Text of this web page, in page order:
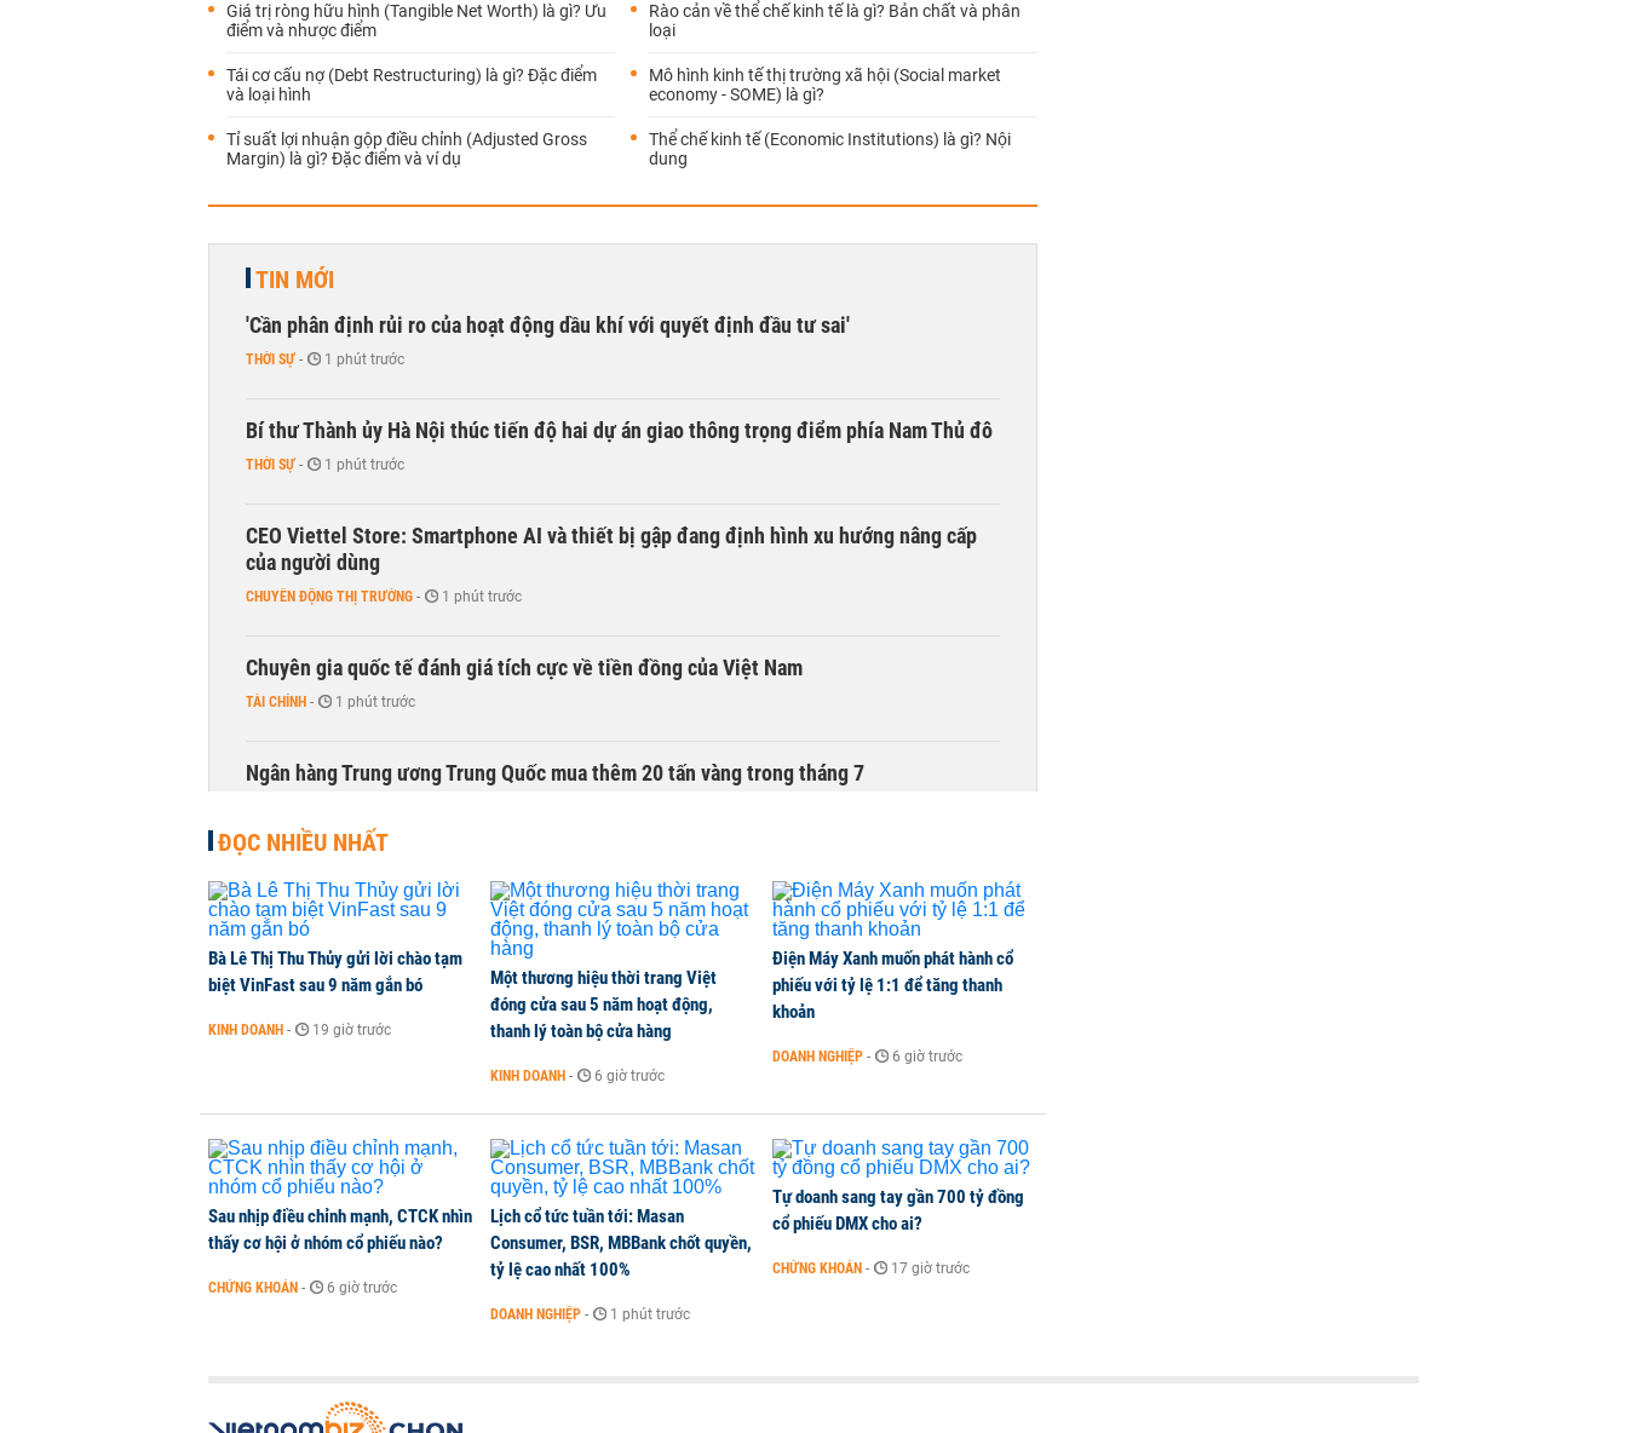
Giá trị ròng hữu hình (Tangible Net Worth) là gì? Ưu
điểm và nhược điểm
Tái cơ cấu nợ (Debt Restructuring) là gì? Đặc điểm
và loại hình
Tỉ suất lợi nhuận gộp điều chỉnh (Adjusted Gross
Margin) là gì? Đặc điểm và ví dụ
Rào cản về thể chế kinh tế là gì? Bản chất và phân
loại
Mô hình kinh tế thị trường xã hội (Social market
economy - SOME) là gì?
Thể chế kinh tế (Economic Institutions) là gì? Nội
dung
TIN MỚI
'Cần phân định rủi ro của hoạt động dầu khí với quyết định đầu tư sai'
THỜI SỰ - 1 phút trước
Bí thư Thành ủy Hà Nội thúc tiến độ hai dự án giao thông trọng điểm phía Nam Thủ đô
THỜI SỰ - 1 phút trước
CEO Viettel Store: Smartphone AI và thiết bị gập đang định hình xu hướng nâng cấp
của người dùng
CHUYỂN ĐỘNG THỊ TRƯỜNG - 1 phút trước
Chuyên gia quốc tế đánh giá tích cực về tiền đồng của Việt Nam
TÀI CHÍNH - 1 phút trước
Ngân hàng Trung ương Trung Quốc mua thêm 20 tấn vàng trong tháng 7
ĐỌC NHIỀU NHẤT
Bà Lê Thị Thu Thủy gửi lời chào tạm
biệt VinFast sau 9 năm gắn bó
KINH DOANH - 19 giờ trước
Một thương hiệu thời trang Việt
đóng cửa sau 5 năm hoạt động,
thanh lý toàn bộ cửa hàng
KINH DOANH - 6 giờ trước
Điện Máy Xanh muốn phát hành cổ
phiếu với tỷ lệ 1:1 để tăng thanh
khoản
DOANH NGHIỆP - 6 giờ trước
Sau nhịp điều chỉnh mạnh, CTCK nhìn
thấy cơ hội ở nhóm cổ phiếu nào?
CHỨNG KHOÁN - 6 giờ trước
Lịch cổ tức tuần tới: Masan
Consumer, BSR, MBBank chốt quyền,
tỷ lệ cao nhất 100%
DOANH NGHIỆP - 1 phút trước
Tự doanh sang tay gần 700 tỷ đồng
cổ phiếu DMX cho ai?
CHỨNG KHOÁN - 17 giờ trước